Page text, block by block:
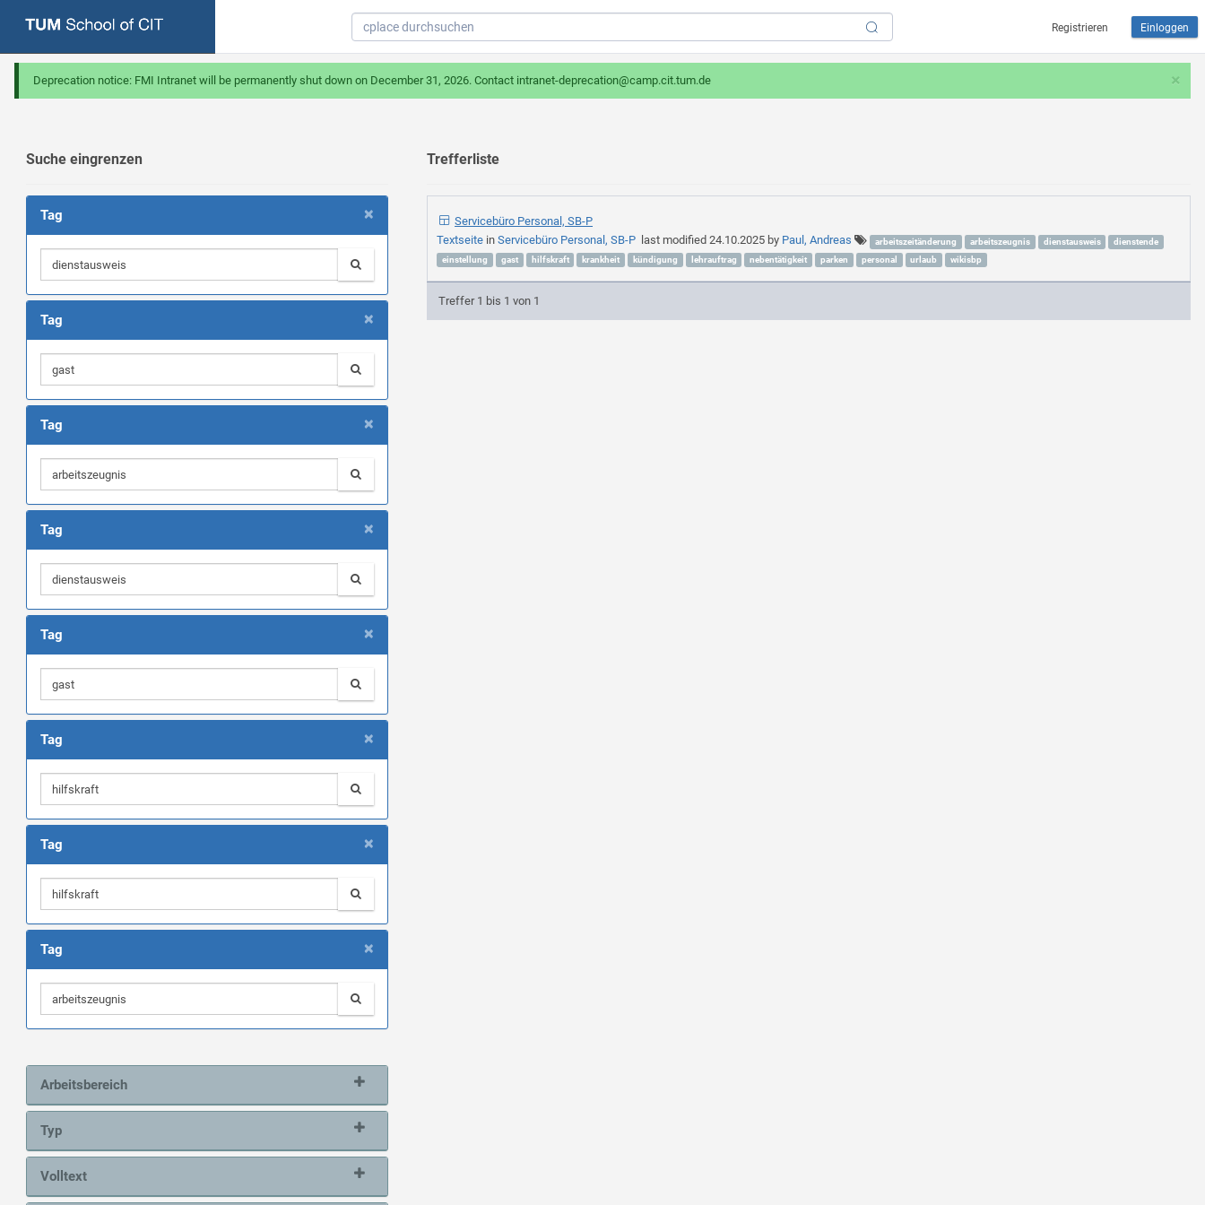
Registrieren Einloggen
×
Deprecation notice: FMI Intranet will be permanently shut down on December 31, 2026. Contact intranet-deprecation@camp.cit.tum.de
Suche eingrenzen
×
Tag
×
Tag
×
Tag
×
Tag
×
Tag
×
Tag
×
Tag
×
Tag
Arbeitsbereich
Typ
Volltext
Trefferliste
Servicebüro Personal, SB-P
Textseite inServicebüro Personal, SB-P last modified24.10.2025 by Paul, Andreas arbeitszeitänderung arbeitszeugnis dienstausweis
dienstende
einstellung
gast hilfskraft krankheit kündigung lehrauftrag nebentätigkeit parken personal urlaub wikisbp
Treffer 1 bis 1 von 1